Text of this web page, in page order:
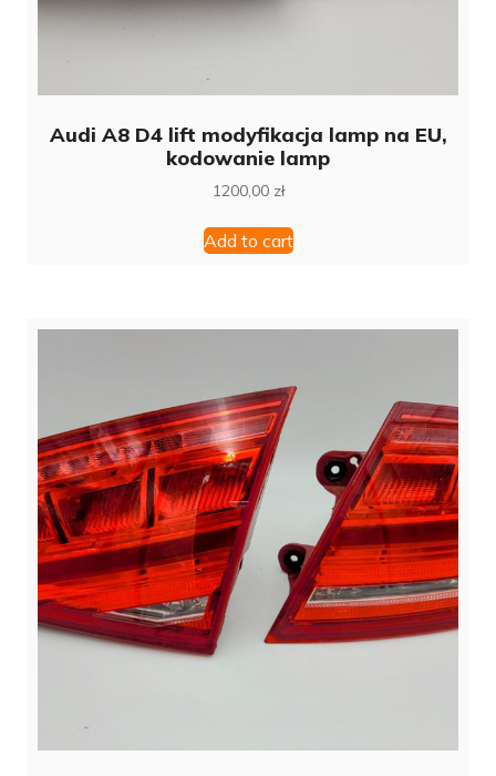
Audi A8 D4 lift modyfikacja lamp na EU,
kodowanie lamp
1200,00 zł
Add to cart